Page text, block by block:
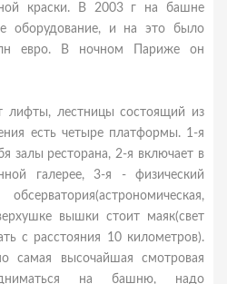
краски. В 2003 г на башне
оборудование, и на это было
евро. В ночном Париже он
лестницы состоящий из
есть четыре платформы. 1-я
залы ресторана, 2-я включает в
галерее, 3-я - физический
вышки стоит маяк(свет
с расстояния 10 километров).
самая высочайшая смотровая
на башню, надо